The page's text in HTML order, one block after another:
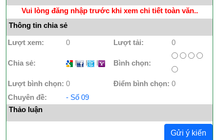
Vui lòng đăng nhập trước khi xem chi tiết toàn văn..
Thông tin chia sẻ
Lượt xem: 0 Lượt tải: 0
Chia sẻ: I I I Bình chọn:
Lượt bình chọn: 0 Điểm bình chọn: 0
Chuyên đề:
- Số 09
Thảo luận
Gửi ý kiến